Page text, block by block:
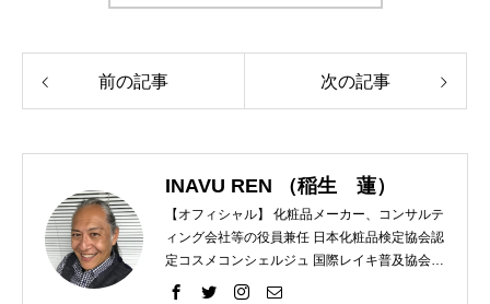
前の記事 次の記事
INAVU REN （稲生 蓮）
【オフィシャル】 化粧品メーカー、コンサルテ
ィング会社等の役員兼任 日本化粧品検定協会認
定コスメコンシェルジュ 国際レイキ普及協会認
定ティーチャー 【プライベート】 趣味 ラン